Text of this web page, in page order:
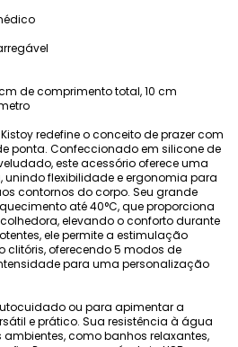
de comprimento total, 10 cm
redefine o conceito de prazer com
ponta. Confeccionado em silicone de
este acessório oferece uma
unindo flexibilidade e ergonomia para
contornos do corpo. Seu grande
até 40°C, que proporciona
elevando o conforto durante
ele permite a estimulação
clitóris, oferecendo 5 modos de
para uma personalização
ou para apimentar a
e prático. Sua resistência à água
ambientes, como banhos relaxantes,